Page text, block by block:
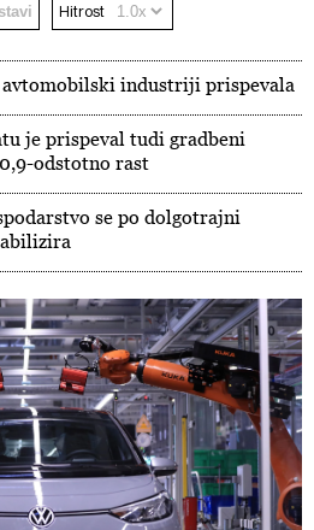
Hitrost
industriji prispevala
je prispeval tudi gradbeni
odstotno rast
se po dolgotrajni